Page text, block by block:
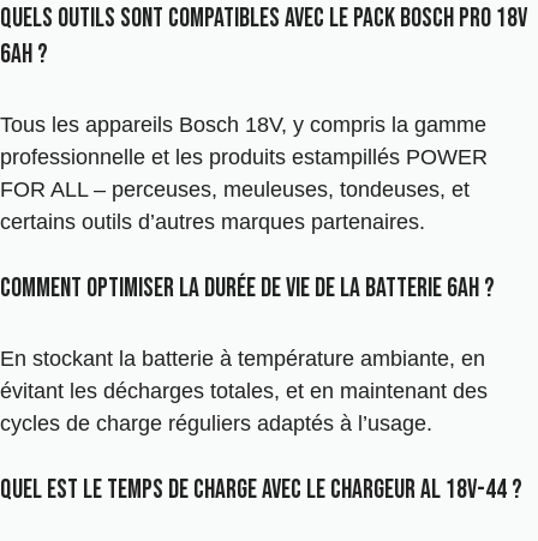
Quels outils sont compatibles avec le Pack Bosch Pro 18V
6Ah ?
Tous les appareils Bosch 18V, y compris la gamme
professionnelle et les produits estampillés POWER
FOR ALL – perceuses, meuleuses, tondeuses, et
certains outils d’autres marques partenaires.
Comment optimiser la durée de vie de la batterie 6Ah ?
En stockant la batterie à température ambiante, en
évitant les décharges totales, et en maintenant des
cycles de charge réguliers adaptés à l’usage.
Quel est le temps de charge avec le chargeur AL 18V-44 ?